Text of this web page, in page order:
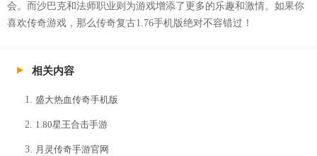
会。而沙巴克和法师职业则为游戏增添了更多的乐趣和激情。如果你
喜欢传奇游戏，那么传奇复古1.76手机版绝对不容错过！
相关内容
盛大热血传奇手机版
1.80星王合击手游
月灵传奇手游官网